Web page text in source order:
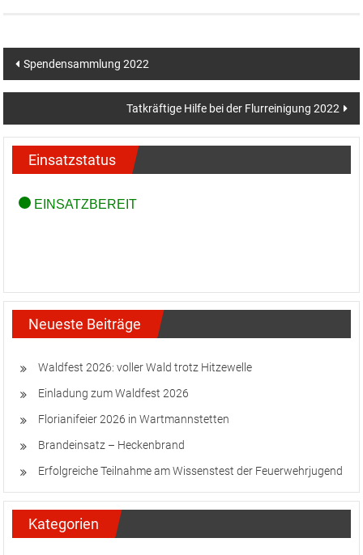
Beitragsnavigation
Spendensammlung 2022
Tatkräftige Hilfe bei der Flurreinigung 2022
Einsatzstatus
Neueste Beiträge
Waldfest 2026: voller Wald trotz Hitzewelle
Einladung zum Waldfest 2026
Florianifeier 2026 in Wartmannstetten
Brandeinsatz – Heckenbrand
Erfolgreiche Teilnahme am Wissenstest der Feuerwehrjugend
Kategorien